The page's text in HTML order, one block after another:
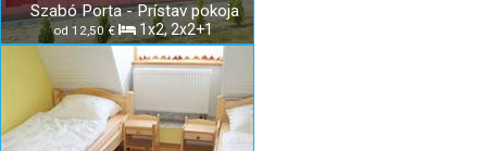
Szabó Porta - Prístav pokoja
od 12,50 € 1x2, 2x2+1